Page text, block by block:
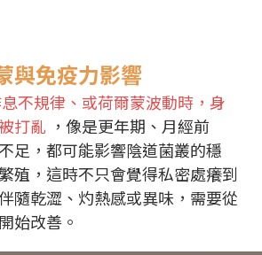
與免疫力影響
不規律、或荷爾蒙波動時，身
打亂 ，像是更年期、月經前
足，都可能影響陰道菌叢的穩
殖，這時不只會覺得私密處癢到
隨乾澀、灼熱感或異味，需要從
始改善。